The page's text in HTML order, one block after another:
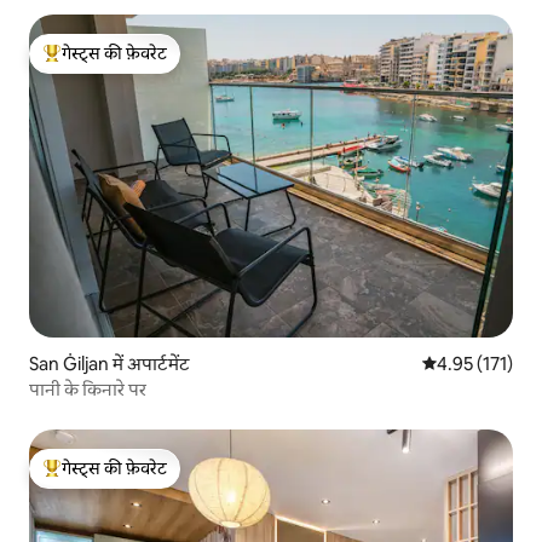
गेस्ट्स का टॉप फ़ेवरेट
गेस्ट्स की फ़ेवरेट
San Ġiljan में अपार्टमेंट औसत रेटिंग 5 में से
4.95 (171)
पानी के किनारे पर
गेस्ट्स का टॉप फ़ेवरेट
गेस्ट्स की फ़ेवरेट